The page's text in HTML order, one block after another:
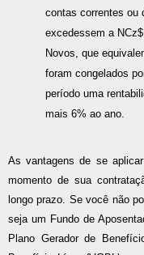
contas correntes ou
excedessem a
Novos, que
foram congelados
período uma
mais 6% ao ano.
As vantagens de se
momento de sua
longo prazo. Se você não
seja um Fundo de
Plano Gerador de